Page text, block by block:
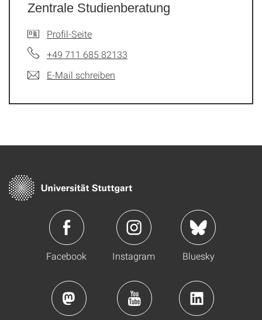
Zentrale Studienberatung
Profil-Seite
+49 711 685 82133
E-Mail schreiben
Facebook Instagram Bluesky